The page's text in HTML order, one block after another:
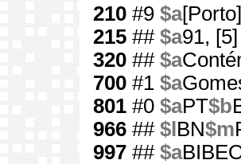
210 #9 $a[Porto]
215 ## $a91, [5]
320 ## $a
700 #1 $a
801 #0 $aPT$b
966 ## $l BN$m
997 ## $a